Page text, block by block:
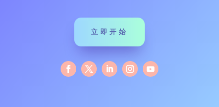
立即开始